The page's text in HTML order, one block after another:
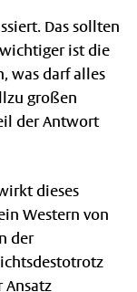
Das sollten
ist die
was darf alles
großen
der Antwort
dieses
Western von
der
Ansatz